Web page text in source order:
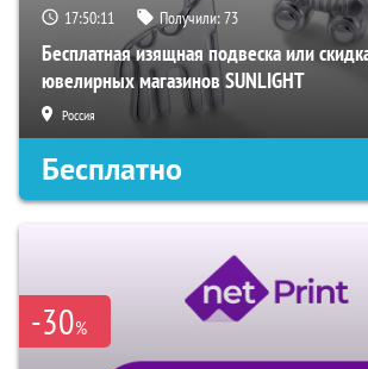
17:50:10 Получили:73
Бесплатная изящная подвеска или
ювелирных магазинов SUNLIGHT
Россия
Бесплатно
-30%